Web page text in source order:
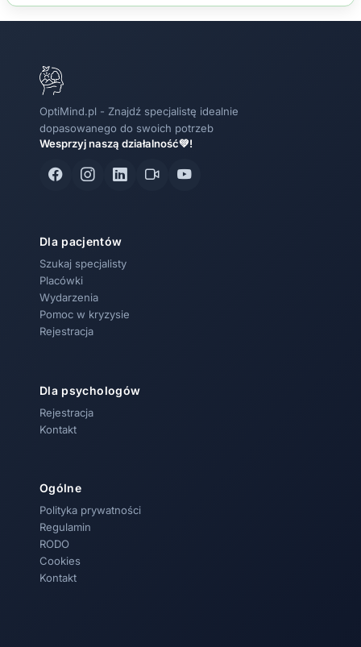
OptiMind.pl - Znajdź specjalistę idealnie
dopasowanego do swoich potrzeb
Wesprzyj naszą działalność💚!
Dla pacjentów
Szukaj specjalisty
Placówki
Wydarzenia
Pomoc w kryzysie
Rejestracja
Dla psychologów
Rejestracja
Kontakt
Ogólne
Polityka prywatności
Regulamin
RODO
Cookies
Kontakt